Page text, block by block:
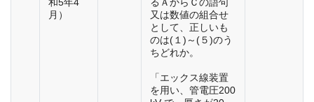
月）
又は数値の組合せ
として、正しいも
のは(１)～(５)のう
ちどれか。
「エックス線装置
を用い、管電圧200